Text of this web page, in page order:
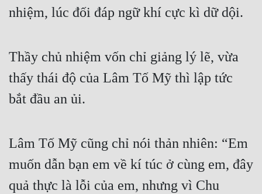
nhiệm, lúc đối đáp ngữ khí cực kì dữ dội.
Thầy chủ nhiệm vốn chỉ giảng lý lẽ, vừa
thấy thái độ của Lâm Tố Mỹ thì lập tức
bắt đầu an ủi.
Lâm Tố Mỹ cũng chỉ nói thản nhiên: “Em
muốn dẫn bạn em về kí túc ở cùng em, đây
quả thực là lỗi của em, nhưng vì Chu